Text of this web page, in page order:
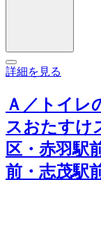
詳細を見る
Ａ／トイレ
スおたすけ
区・赤羽駅
前・志茂駅